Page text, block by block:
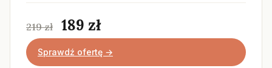
219 zł 189 zł
Sprawdź ofertę →